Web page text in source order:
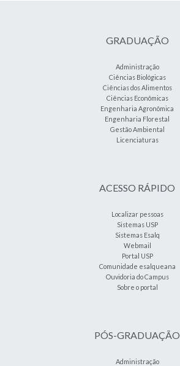
GRADUAÇÃO
Administração
Ciências Biológicas
Ciências dos Alimentos
Ciências Econômicas
Engenharia Agronômica
Engenharia Florestal
Gestão Ambiental
Licenciaturas
ACESSO RÁPIDO
Localizar pessoas
Sistemas USP
Sistemas Esalq
Webmail
Portal USP
Comunidade esalqueana
Ouvidoria do Campus
Sobre o portal
PÓS-GRADUAÇÃO
Administração